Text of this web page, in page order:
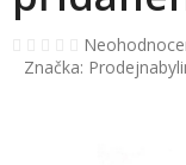
Průměrné
hodnocení
Značka: